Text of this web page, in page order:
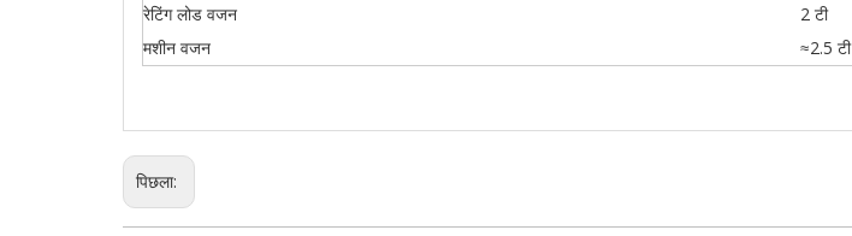
रेटिंग लोड वजन
2 टी
मशीन वजन
≈2.5 टी
पिछला: